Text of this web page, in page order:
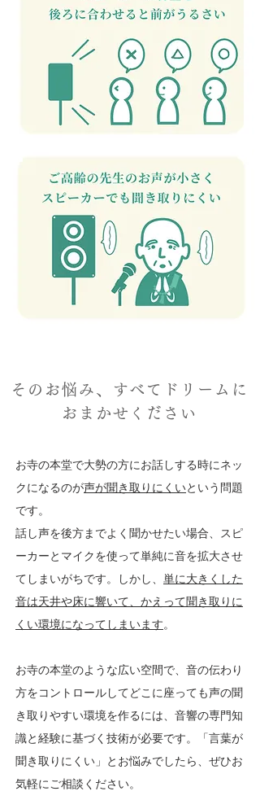
そのお悩み、すべてドリームに
おまかせください
お寺の本堂で大勢の方にお話しする時にネッ
クになるのが声が聞き取りにくいという問題
です。
話し声を後方までよく聞かせたい場合、スピ
ーカーとマイクを使って単純に音を拡大させ
てしまいがちです。​しかし、 単に大きくした
音は天井や床に響いて、かえって聞き取りに
くい環境になってしまいます。​
お寺の本堂のような広い空間で、音の伝わり
方をコントロールしてどこに座っても声の聞
き取りやすい環境を作るには、音響の専門知
識と経験に基づく技術が必要です。
「言葉が
聞き取りにくい」とお悩みでしたら、ぜひお
気軽にご相談ください。